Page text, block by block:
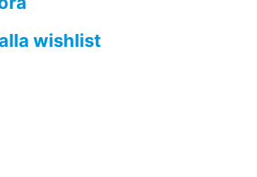
wishlist